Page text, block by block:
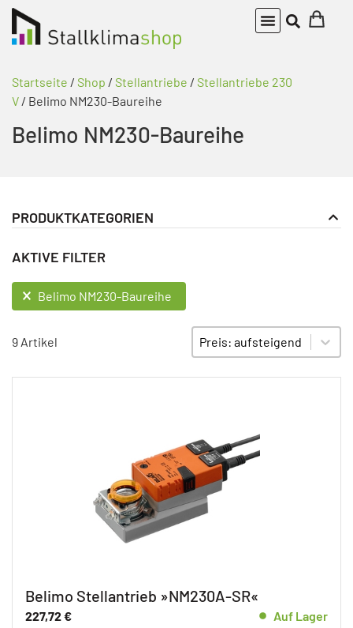
Startseite / Shop / Stellantriebe / Stellantriebe 230
V / Belimo NM230-Baureihe
Belimo NM230-Baureihe
PRODUKTKATEGORIEN
Stellantriebe 230 V
Belimo NM230-Baureihe
AKTIVE FILTER
AKTIVE FILTER
Belimo NM230-Baureihe
9 Artikel SORTIEREN
Sort content
Belimo Stellantrieb »NM230A-SR«
227,72 € Auf Lager